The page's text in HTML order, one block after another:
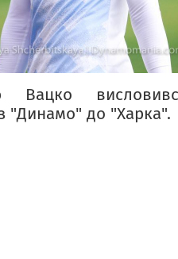
Вацко
"Динамо" до "Харка".